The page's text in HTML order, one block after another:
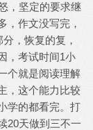
，坚定的要求继
，作文没写完，
，恢复的复，
，考试时间1小
个就是阅读理解
，这个能力比较
学的都看完。打
20天做到三不一